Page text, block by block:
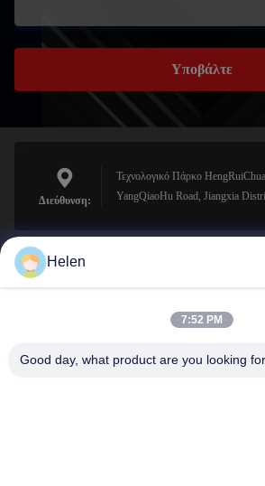
Υποβάλτε
Διεύθυνση:
Τεχνολογικό Πάρκο
YangQiaoHu Road, Jiangxia
sales@perfectlaser.net
Helen
7:52 PM
Good day, what product are you looking